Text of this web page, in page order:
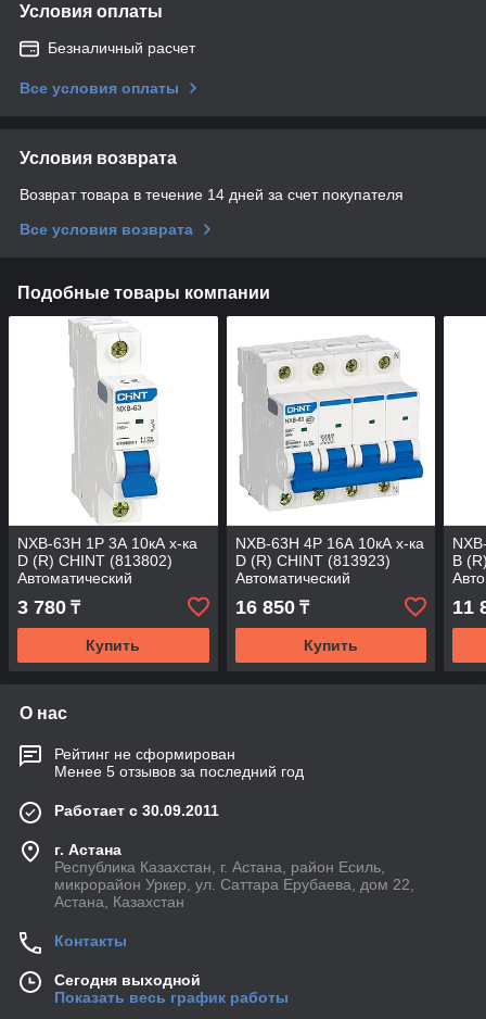
Условия оплаты
Безналичный расчет
Все условия оплаты
Условия возврата
Возврат товара в течение 14 дней за счет покупателя
Все условия возврата
Подобные товары компании
NXB-63H 1P 3А 10кА х-ка
D (R) CHINT (813802)
Автоматический
выключатель
3 780 ₸
Купить
NXB-63H 4P 16А 10кА х-ка
D (R) CHINT (813923)
Автоматический
выключатель
16 850₸
Купить
B
11
О нас
Рейтинг не сформирован
Менее 5 отзывов за последний год
Работает с 30.09.2011
г. Астана
Республика Казахстан, г. Астана, район Есиль,
микрорайон Уркер, ул. Саттара Ерубаева, дом 22,
Астана, Казахстан
Контакты
Сегодня выходной
Показать весь график работы